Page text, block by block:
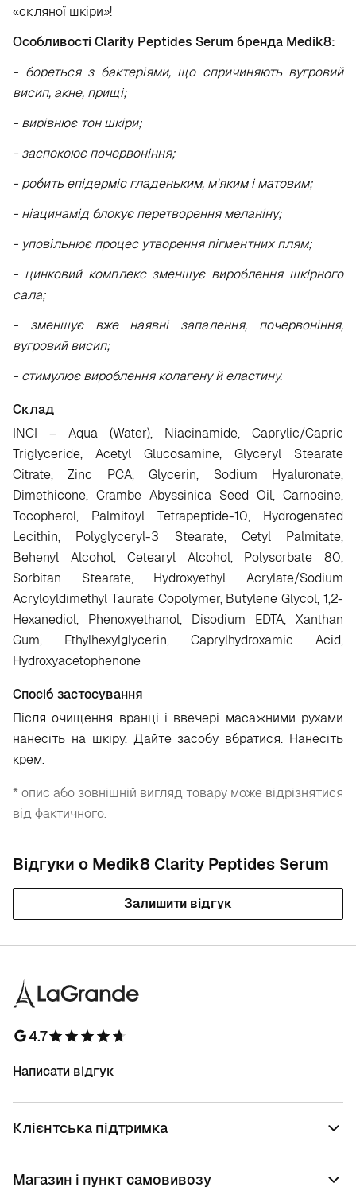
«скляної шкіри»!
Особливості Clarity Peptides Serum бренда Medik8:
- бореться з бактеріями, що спричиняють вугровий
висип, акне, прищі;
- вирівнює тон шкіри;
- заспокоює почервоніння;
- робить епідерміс гладеньким, м'яким і матовим;
- ніацинамід блокує перетворення меланіну;
- уповільнює процес утворення пігментних плям;
- цинковий комплекс зменшує вироблення шкірного
сала;
- зменшує вже наявні запалення, почервоніння,
вугровий висип;
- стимулює вироблення колагену й еластину.
Склад
INCI – Aqua (Water), Niacinamide, Caprylic/Capric
Triglyceride, Acetyl Glucosamine, Glyceryl Stearate
Citrate, Zinc PCA, Glycerin, Sodium Hyaluronate,
Dimethicone, Crambe Abyssinica Seed Oil, Carnosine,
Tocopherol, Palmitoyl Tetrapeptide-10, Hydrogenated
Lecithin, Polyglyceryl-3 Stearate, Cetyl Palmitate,
Behenyl Alcohol, Cetearyl Alcohol, Polysorbate 80,
Sorbitan Stearate, Hydroxyethyl Acrylate/Sodium
Acryloyldimethyl Taurate Copolymer, Butylene Glycol, 1,2-
Hexanediol, Phenoxyethanol, Disodium EDTA, Xanthan
Gum, Ethylhexylglycerin, Caprylhydroxamic Acid,
Hydroxyacetophenone
Спосіб застосування
Після очищення вранці і ввечері масажними рухами
нанесіть на шкіру. Дайте засобу вбратися. Нанесіть
крем.
* опис або зовнішній вигляд товару може відрізнятися
від фактичного.
Відгуки о Medik8 Clarity Peptides Serum
Залишити відгук
4.7
Написати відгук
Клієнтська підтримка
Магазин і пункт самовивозу